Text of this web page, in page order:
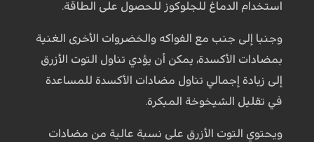
استخدام الدماغ للجلوكوز للحصول على الطاقة.
وجنبا إلى جنب مع الفواكه والخضروات الأخرى الغنية
بمضادات الأكسدة، يمكن أن يؤدي تناول التوت الأزرق
إلى زيادة إجمالي تناول مضادات الأكسدة للمساعدة
في تقليل الشيخوخة المبكرة.
ويحتوي التوت الأزرق على نسبة عالية من مضادات